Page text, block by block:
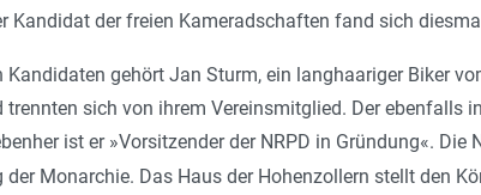
Kandidat der freien Kameradschaften fand sich
Kandidaten gehört Jan Sturm, ein langhaariger Biker
trennten sich von ihrem Vereinsmitglied. Der ebenfalls
ist er »Vorsitzender der NRPD in Gründung«.
der Monarchie. Das Haus der Hohenzollern stellt den